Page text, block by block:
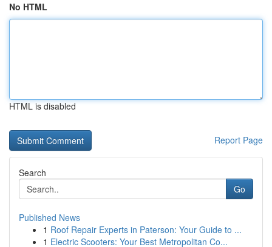
No HTML
HTML is disabled
Report Page
Search
Go
Published News
1 Roof Repair Experts in Paterson: Your Guide to ...
1 Electric Scooters: Your Best Metropolitan Co...